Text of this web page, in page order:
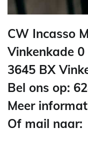
CW Incasso
Vinkenkade 0
3645 BX
Bel ons op:
Meer
Of mail naar: